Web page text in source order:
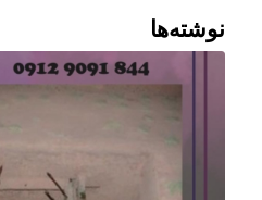
نوشته‌ها